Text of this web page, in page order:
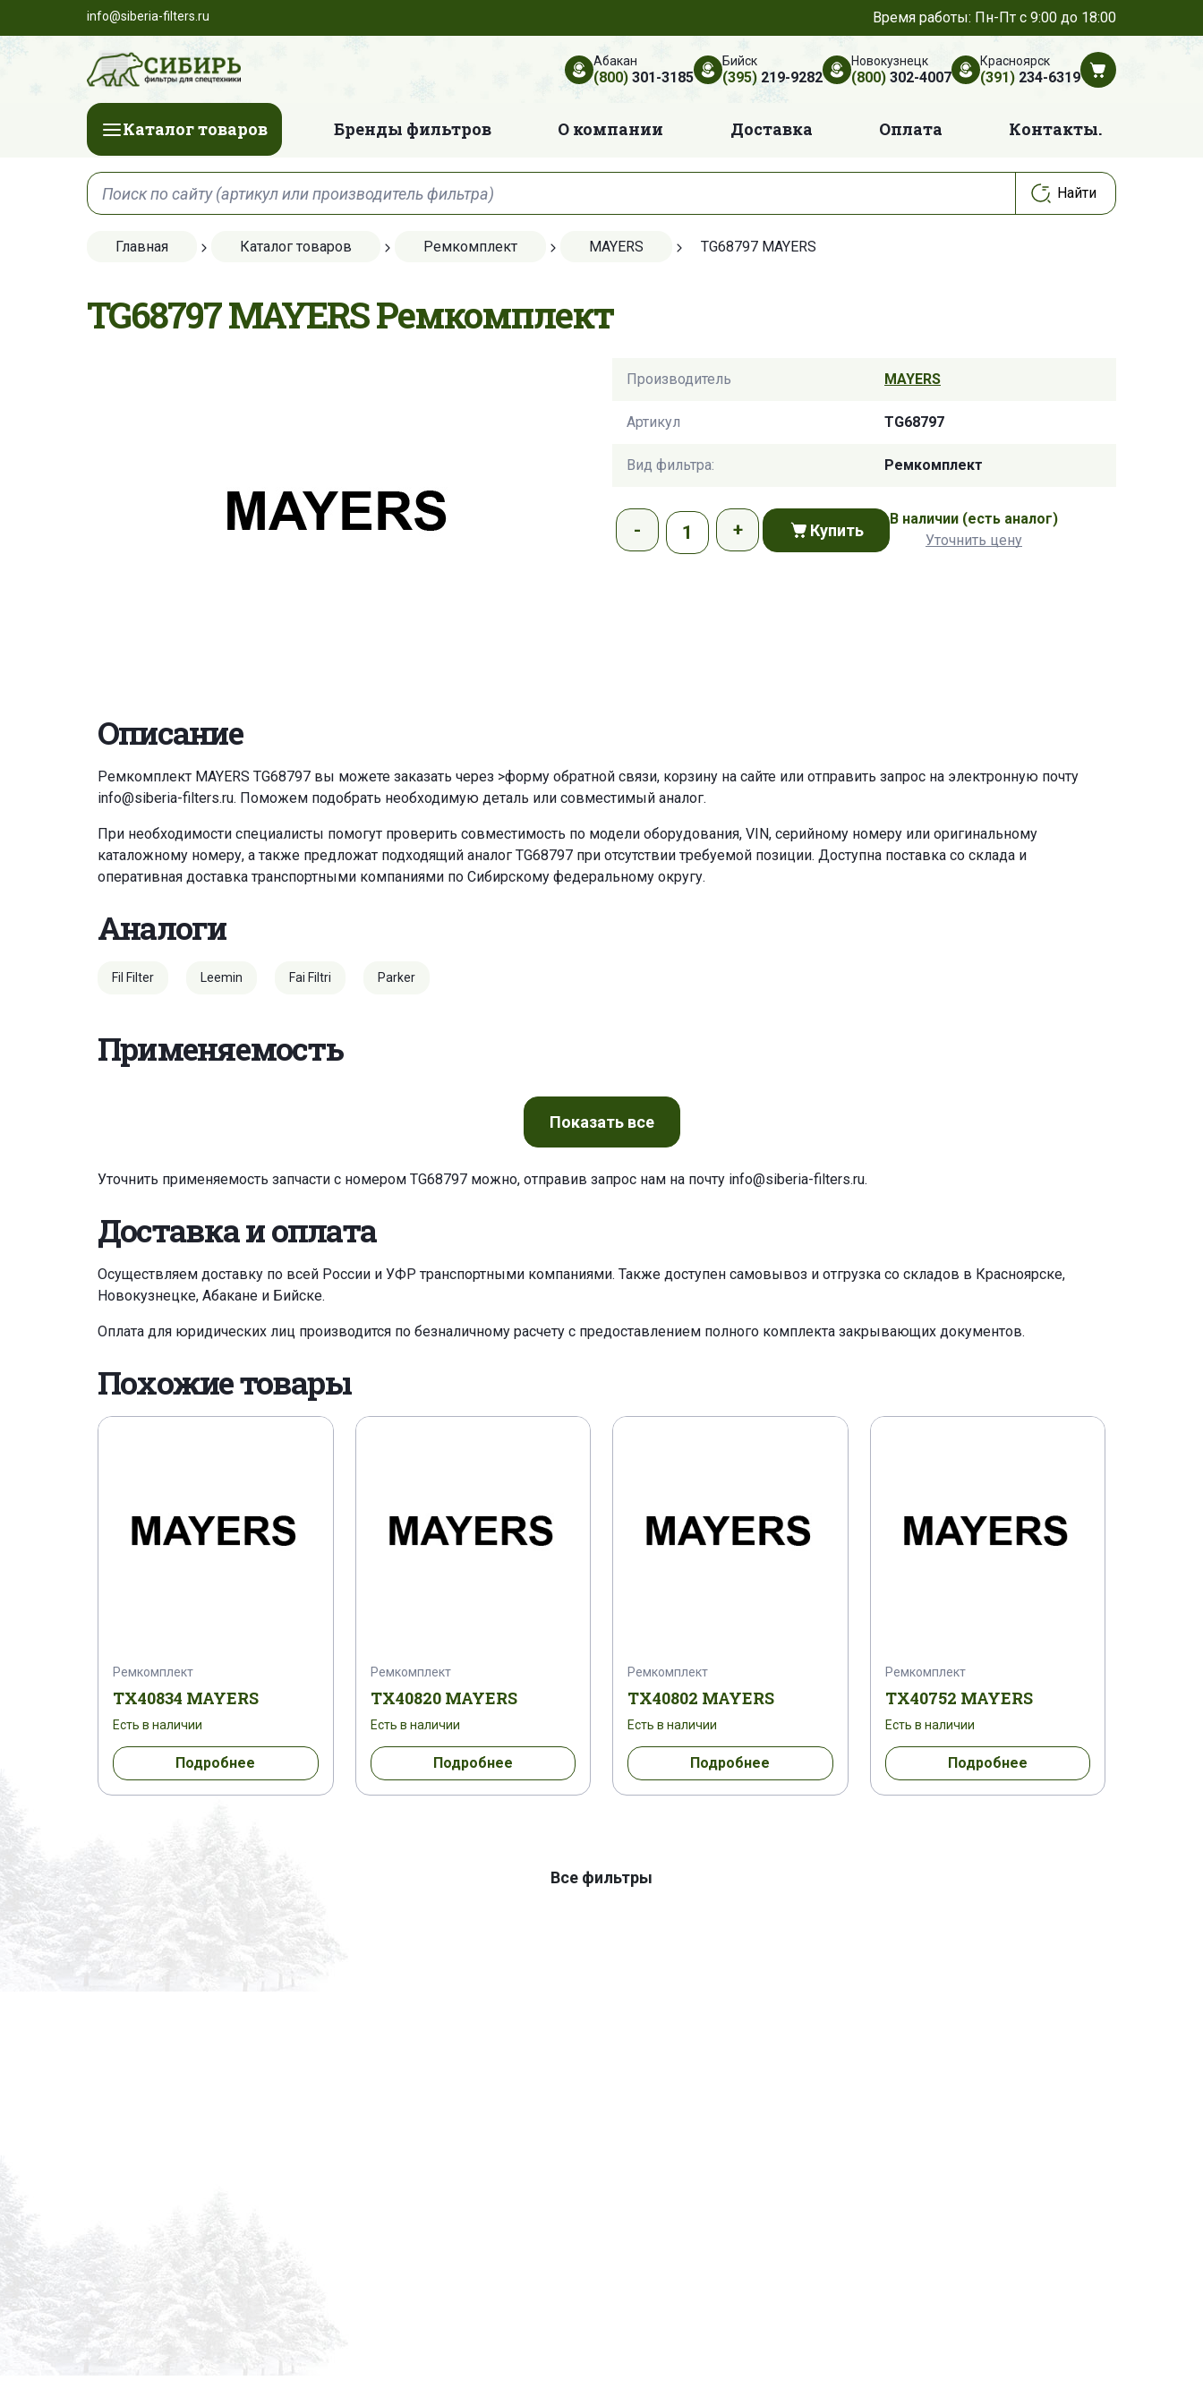
info@siberia-filters.ru Время работы: Пн-Пт с 9:00 до 18:00
Абакан
(800)301-3185
Бийск
(395)219-9282
Новокузнецк
(800)302-4007
Красноярск
(391)234-6319
Каталог товаров Бренды фильтров О компании Доставка Оплата Контакты.
Главная Каталог товаров Ремкомплект MAYERS TG68797 MAYERS
TG68797 MAYERS Ремкомплект
Производитель MAYERS
Артикул TG68797
Вид фильтра: Ремкомплект
Купить
В наличии (есть аналог)
Уточнить цену
Описание
Ремкомплект MAYERS TG68797 вы можете заказать через >форму обратной связи, корзину на сайте или отправить запрос на электронную почту
info@siberia-filters.ru. Поможем подобрать необходимую деталь или совместимый аналог.
При необходимости специалисты помогут проверить совместимость по модели оборудования, VIN, серийному номеру или оригинальному
каталожному номеру, а также предложат подходящий аналог TG68797 при отсутствии требуемой позиции. Доступна поставка со склада и
оперативная доставка транспортными компаниями по Сибирскому федеральному округу.
Аналоги
Fil Filter Leemin Fai Filtri Parker
Применяемость
Показатьвсе
Уточнить применяемость запчасти с номером TG68797 можно, отправив запрос нам на почту info@siberia-filters.ru.
Доставка и оплата
Осуществляем доставку по всей России и УФР транспортными компаниями. Также доступен самовывоз и отгрузка со складов в Красноярске,
Новокузнецке, Абакане и Бийске.
Оплата для юридических лиц производится по безналичному расчету с предоставлением полного комплекта закрывающих документов.
Похожие товары
Ремкомплект
TX40834 MAYERS
Есть в наличии
Подробнее
Ремкомплект
TX40820 MAYERS
Есть в наличии
Подробнее
Ремкомплект
TX40802 MAYERS
Есть в наличии
Подробнее
Ремкомплект
TX40752 MAYERS
Есть в наличии
Подробнее
Все фильтры